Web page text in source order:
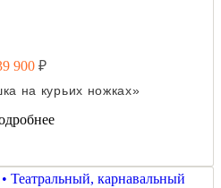
900 ₽
на курьих ножках»